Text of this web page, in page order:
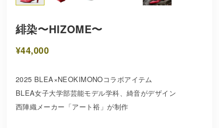
緋染〜HIZOME〜
¥44,000
2025 BLEA×NEOKIMONOコラボアイテム
BLEA女子大学部芸能モデル学科、綺音がデザイン
西陣織メーカー「アート裕」が制作